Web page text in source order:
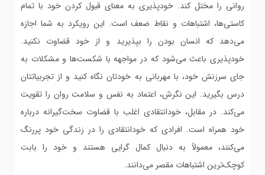
روانی را مختل کند. خودپذیری به معنای قبول کردن خود با تمام
کاستی‌ها، اشتباهات و نقاط ضعف است. این رویکرد به شما اجازه
می‌دهد که انسان بودن را بپذیرید و از خود قضاوت نکنید.
خودپذیری باعث می‌شود که در مواجهه با شکست‌ها و مشکلات به
جای سرزنش خود، با مهربانی به خودتان نگاه کنید و از تجربیاتتان
درس بگیرید. این نگرش، اعتماد به نفس و سلامت روان را تقویت
می‌کند. در مقابل، خودانتقادی اغلب با قضاوت سخت‌گیرانه درباره
خود همراه است. افرادی که خودانتقادی را در زندگی خود پررنگ
می‌کنند، معمولاً به دنبال کمال گرایی هستند و خود را بابت
کوچک‌ترین اشتباهات مقصر می‌دانند.